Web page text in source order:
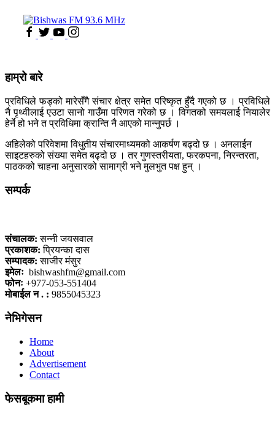
हाम्रो बारे
प्रविधिले फड्को मारेसँगै संचार क्षेत्र समेत परिष्कृत हुँदै गएको छ । प्रविधिले
नै पृथ्वीलाई एउटा सानो गाउँमा परिणत गरेको छ । विगतको समयलाई नियालेर
हेर्ने हो भने त प्रविधिमा क्रान्ति नै आएको मान्नुपर्छ ।
अहिलेको परिवेशमा विधुतीय संचारमाध्यमको आकर्षण बढ्दो छ । अनलाईन
साइटहरुको संख्या समेत बढ्दो छ । तर गुणस्तरीयता, फरकपना, निरन्तरता,
पाठकको चाहना अनुसारको सामाग्री भने मुलभुत पक्ष हुन् ।
सम्पर्क
संचालक: सन्नी जयसवाल
प्रकाशक: प्रियन्का दास
सम्पादक: साजीर मंसुर
इमेलः bishwashfm@gmail.com
फोनः +977-053-551404
मोबाईल न . : 9855045323
नेभिगेसन
Home
About
Advertisement
Contact
फेसबूकमा हामी